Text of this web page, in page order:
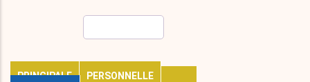
PRINCIPALE
PERSONNELLE